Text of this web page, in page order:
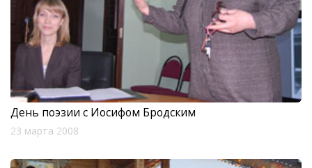
День поэзии с Иосифом Бродским
23 марта 2008